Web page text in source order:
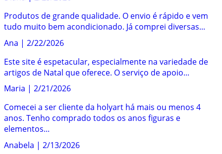
Produtos de grande qualidade. O envio é rápido e vem
tudo muito bem acondicionado. Já comprei diversas...
Ana | 2/22/2026
Este site é espetacular, especialmente na variedade de
artigos de Natal que oferece. O serviço de apoio...
Maria | 2/21/2026
Comecei a ser cliente da holyart há mais ou menos 4
anos. Tenho comprado todos os anos figuras e
elementos...
Anabela | 2/13/2026